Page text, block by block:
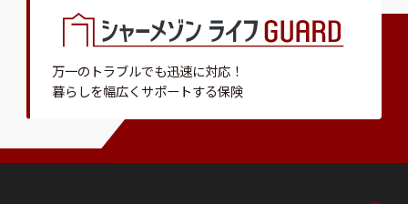
万一のトラブルでも迅速に対応！
暮らしを幅広くサポートする保険